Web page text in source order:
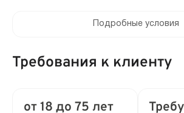
от 0 до 0.8%
Подробные условия
Требования к клиенту
от 18 до 75 лет